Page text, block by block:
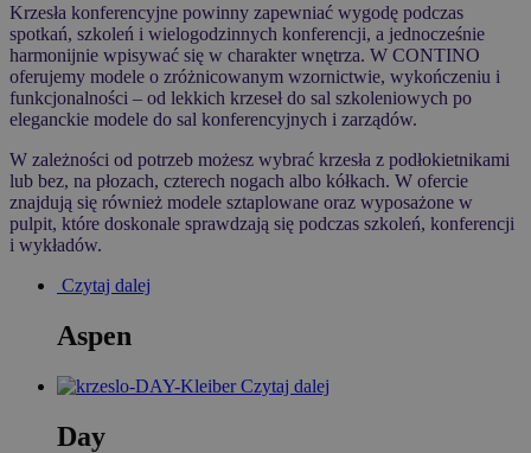
Krzesła konferencyjne powinny zapewniać wygodę podczas
spotkań, szkoleń i wielogodzinnych konferencji, a jednocześnie
harmonijnie wpisywać się w charakter wnętrza. W CONTINO
oferujemy modele o zróżnicowanym wzornictwie, wykończeniu i
funkcjonalności – od lekkich krzeseł do sal szkoleniowych po
eleganckie modele do sal konferencyjnych i zarządów.
W zależności od potrzeb możesz wybrać krzesła z podłokietnikami
lub bez, na płozach, czterech nogach albo kółkach. W ofercie
znajdują się również modele sztaplowane oraz wyposażone w
pulpit, które doskonale sprawdzają się podczas szkoleń, konferencji
i wykładów.
Czytaj dalej
Aspen
Czytaj dalej
Day